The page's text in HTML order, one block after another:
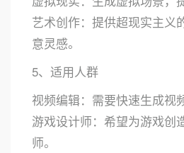
艺术创作：提供超现实主义
意灵感。
5、适用人群
视频编辑：需要快速生成视
游戏设计师：希望为游戏创
师。